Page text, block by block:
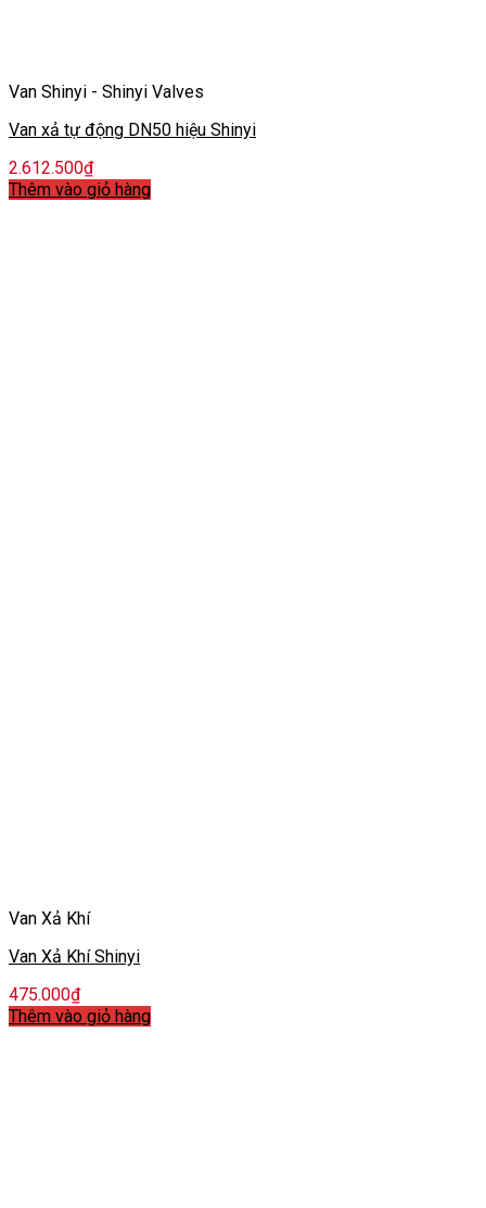
Van Shinyi - Shinyi Valves
Van xả tự động DN50 hiệu Shinyi
2.612.500₫
Thêm vào giỏ hàng
Van Xả Khí
Van Xả Khí Shinyi
475.000₫
Thêm vào giỏ hàng